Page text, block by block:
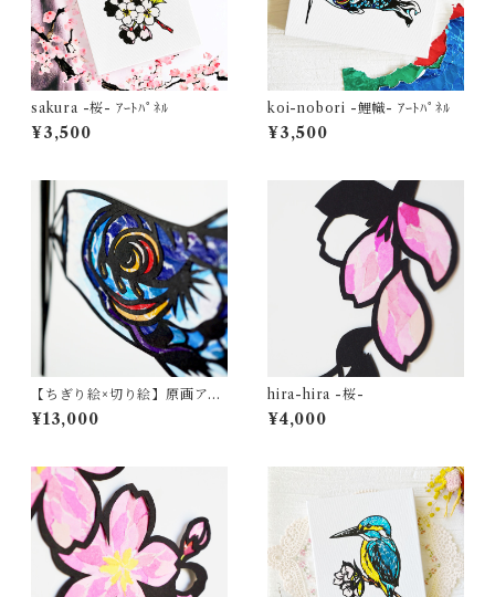
sakura -桜- ｱｰﾄﾊﾟﾈﾙ
¥3,500
koi-nobori -鯉幟- ｱｰﾄﾊﾟﾈﾙ
¥3,500
【ちぎり絵×切り絵】原画アー
ト『koi-nobori（鯉のぼ
り）』
¥13,000
hira-hira -桜-
¥4,000